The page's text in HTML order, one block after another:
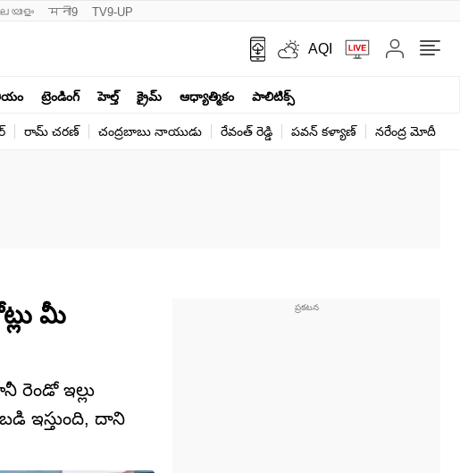
मनी9 TV9-UP
AQI
ట్రెండింగ్ హెల్త్‌ క్రైమ్ ఆధ్యాత్మికం పాలిటిక్స్‌
రామ్ చ‌ర‌ణ్‌ చంద్రబాబు నాయుడు రేవంత్ రెడ్డి పవన్ కళ్యాణ్ నరేంద్ర మోదీ
మీ
రెండో ఇల్లు
ఇస్తుంది, దాని